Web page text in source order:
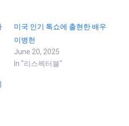
미국 인기 톡쇼에 출현한 배우
이병헌
June 20, 2025
In "리스펙터블"